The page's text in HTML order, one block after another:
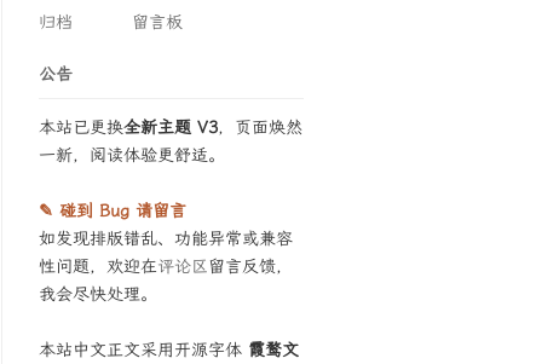
归档
留言板
公告
本站已更换全新主题 V3，页面焕然
一新，阅读体验更舒适。
✎ 碰到 Bug 请留言
如发现排版错乱、功能异常或兼容
性问题，欢迎在评论区留言反馈，
我会尽快处理。
本站中文正文采用开源字体 霞鹜文